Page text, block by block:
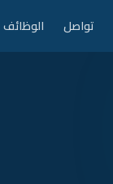
تواصل الوظائف